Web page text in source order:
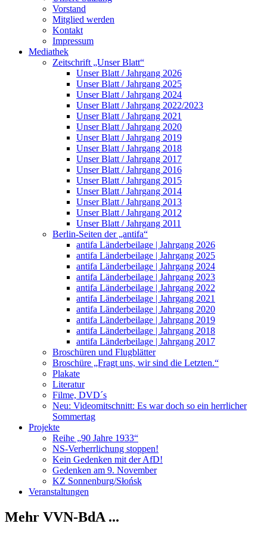
Vorstand
Mitglied werden
Kontakt
Impressum
Mediathek
Zeitschrift „Unser Blatt“
Unser Blatt / Jahrgang 2026
Unser Blatt / Jahrgang 2025
Unser Blatt / Jahrgang 2024
Unser Blatt / Jahrgang 2022/2023
Unser Blatt / Jahrgang 2021
Unser Blatt / Jahrgang 2020
Unser Blatt / Jahrgang 2019
Unser Blatt / Jahrgang 2018
Unser Blatt / Jahrgang 2017
Unser Blatt / Jahrgang 2016
Unser Blatt / Jahrgang 2015
Unser Blatt / Jahrgang 2014
Unser Blatt / Jahrgang 2013
Unser Blatt / Jahrgang 2012
Unser Blatt / Jahrgang 2011
Berlin-Seiten der „antifa“
antifa Länderbeilage | Jahrgang 2026
antifa Länderbeilage | Jahrgang 2025
antifa Länderbeilage | Jahrgang 2024
antifa Länderbeilage | Jahrgang 2023
antifa Länderbeilage | Jahrgang 2022
antifa Länderbeilage | Jahrgang 2021
antifa Länderbeilage | Jahrgang 2020
antifa Länderbeilage | Jahrgang 2019
antifa Länderbeilage | Jahrgang 2018
antifa Länderbeilage | Jahrgang 2017
Broschüren und Flugblätter
Broschüre „Fragt uns, wir sind die Letzten.“
Plakate
Literatur
Filme, DVD´s
Neu: Videomitschnitt: Es war doch so ein herrlicher
Sommertag
Projekte
Reihe „90 Jahre 1933“
NS-Verherrlichung stoppen!
Kein Gedenken mit der AfD!
Gedenken am 9. November
KZ Sonnenburg/Słońsk
Veranstaltungen
Mehr VVN-BdA ...